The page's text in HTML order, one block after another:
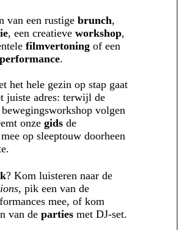
van een rustige brunch,
, een creatieve workshop,
filmvertoning of een
performance.
het hele gezin op stap gaat
juiste adres: terwijl de
volgen
onze gids de
op sleeptouw doorheen
? Kom luisteren naar de
, pik een van de
mee, of kom
van de parties met DJ-set.